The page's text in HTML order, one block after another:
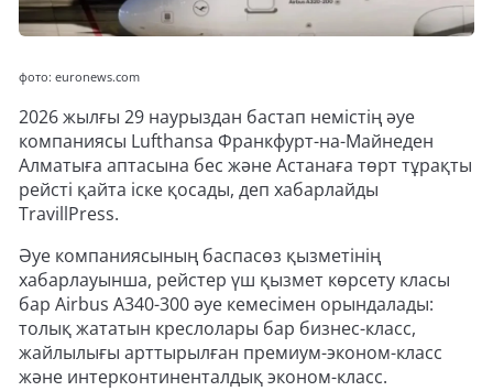
фото: euronews.com
2026 жылғы 29 наурыздан бастап немістің әуе
компаниясы Lufthansa Франкфурт-на-Майнеден
Алматыға аптасына бес және Астанаға төрт тұрақты
рейсті қайта іске қосады, деп хабарлайды
TravillPress.
Әуе компаниясының баспасөз қызметінің
хабарлауынша, рейстер үш қызмет көрсету класы
бар Airbus A340-300 әуе кемесімен орындалады:
толық жататын креслолары бар бизнес-класс,
жайлылығы арттырылған премиум-эконом-класс
және интерконтиненталдық эконом-класс.